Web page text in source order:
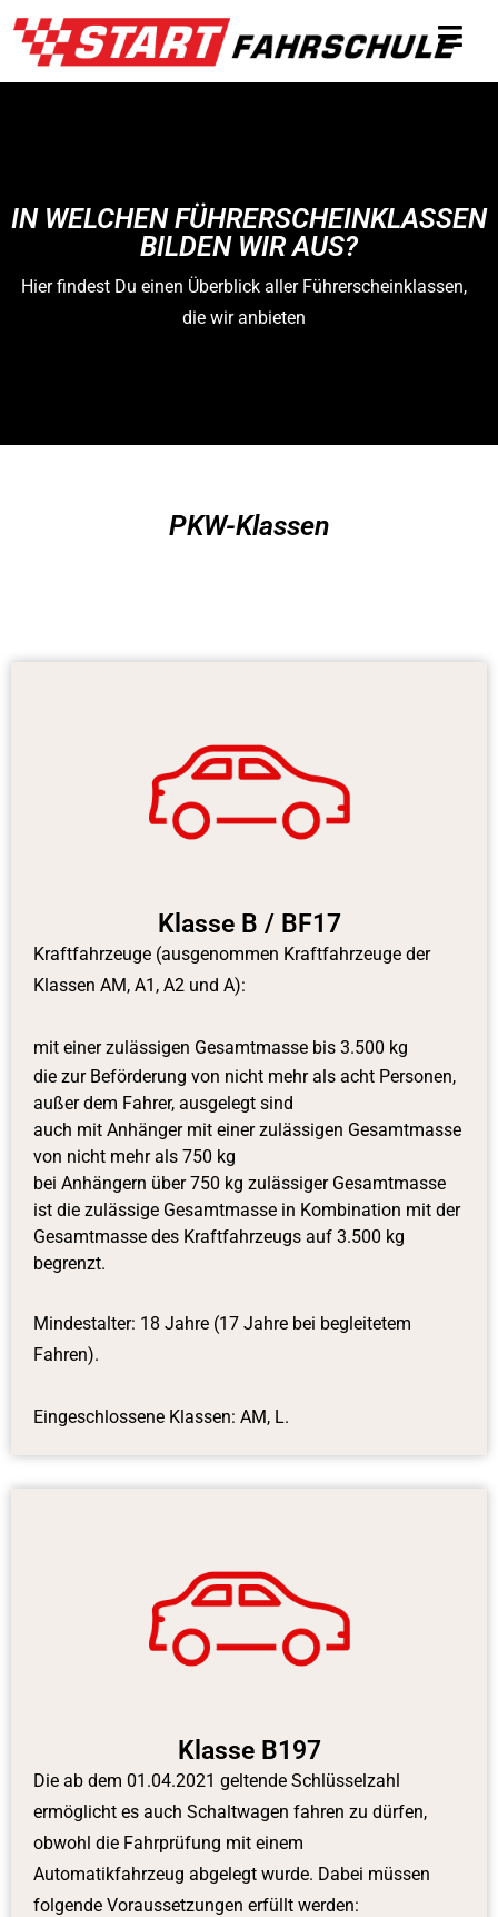
IN WELCHEN FÜHRERSCHEINKLASSEN
BILDEN WIR AUS?
Hier findest Du einen Überblick aller Führerscheinklassen,
die wir anbieten
PKW-Klassen
Klasse B / BF17
Kraftfahrzeuge (ausgenommen Kraftfahrzeuge der
Klassen AM, A1, A2 und A):
mit einer zulässigen Gesamtmasse bis 3.500 kg
die zur Beförderung von nicht mehr als acht Personen,
außer dem Fahrer, ausgelegt sind
auch mit Anhänger mit einer zulässigen Gesamtmasse
von nicht mehr als 750 kg
bei Anhängern über 750 kg zulässiger Gesamtmasse
ist die zulässige Gesamtmasse in Kombination mit der
Gesamtmasse des Kraftfahrzeugs auf 3.500 kg
begrenzt.
Mindestalter: 18 Jahre (17 Jahre bei begleitetem
Fahren).
Eingeschlossene Klassen: AM, L.
Klasse B197
Die ab dem 01.04.2021 geltende Schlüsselzahl
ermöglicht es auch Schaltwagen fahren zu dürfen,
obwohl die Fahrprüfung mit einem
Automatikfahrzeug abgelegt wurde. Dabei müssen
folgende Voraussetzungen erfüllt werden: